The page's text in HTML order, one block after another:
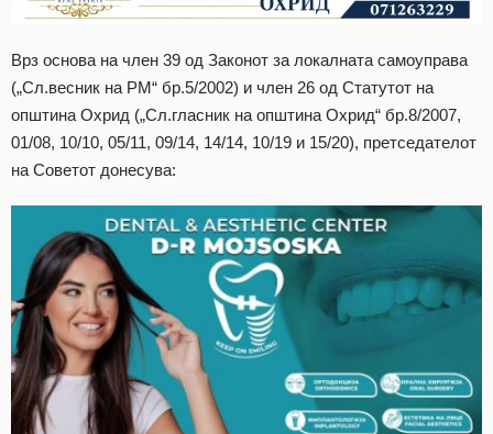
Врз основа на член 39 од Законот за локалната самоуправа
(„Сл.весник на РМ“ бр.5/2002) и член 26 од Статутот на
општина Охрид („Сл.гласник на општина Охрид“ бр.8/2007,
01/08, 10/10, 05/11, 09/14, 14/14, 10/19 и 15/20), претседателот
на Советот донесува: